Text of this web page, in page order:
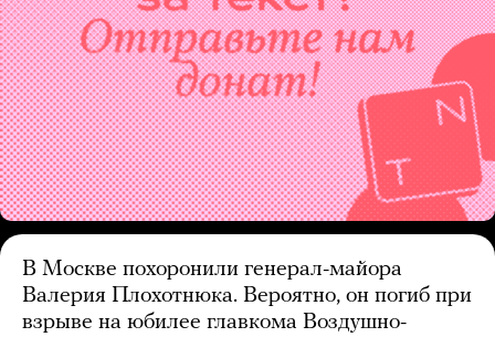
В Москве похоронили генерал-майора
Валерия Плохотнюка. Вероятно, он погиб при
взрыве на юбилее главкома Воздушно-